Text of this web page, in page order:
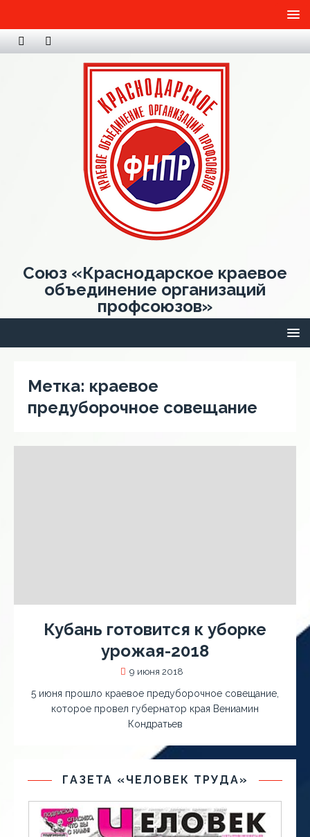
Союз «Краснодарское краевое
объединение организаций
профсоюзов»
Метка: краевое
предуборочное совещание
Кубань готовится к уборке
урожая-2018
9 июня 2018
5 июня прошло краевое предуборочное совещание,
которое провел губернатор края Вениамин
Кондратьев
ГАЗЕТА «ЧЕЛОВЕК ТРУДА»